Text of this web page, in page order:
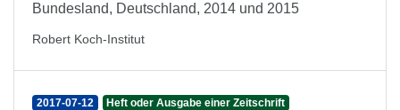
Bundesland, Deutschland, 2014 und 2015
Robert Koch-Institut
2017-07-12 Heft oder Ausgabe einer Zeitschrift